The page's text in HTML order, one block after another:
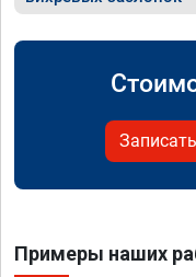
Примеры наших